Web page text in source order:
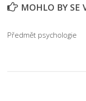
MOHLO BY SE
Předmět psychologie